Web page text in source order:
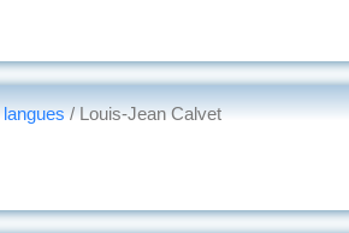
/ Louis-Jean Calvet